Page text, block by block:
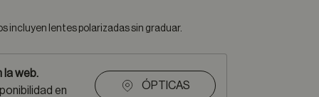
incluyen lentes polarizadas sin graduar.
la web.
en
ÓPTICAS